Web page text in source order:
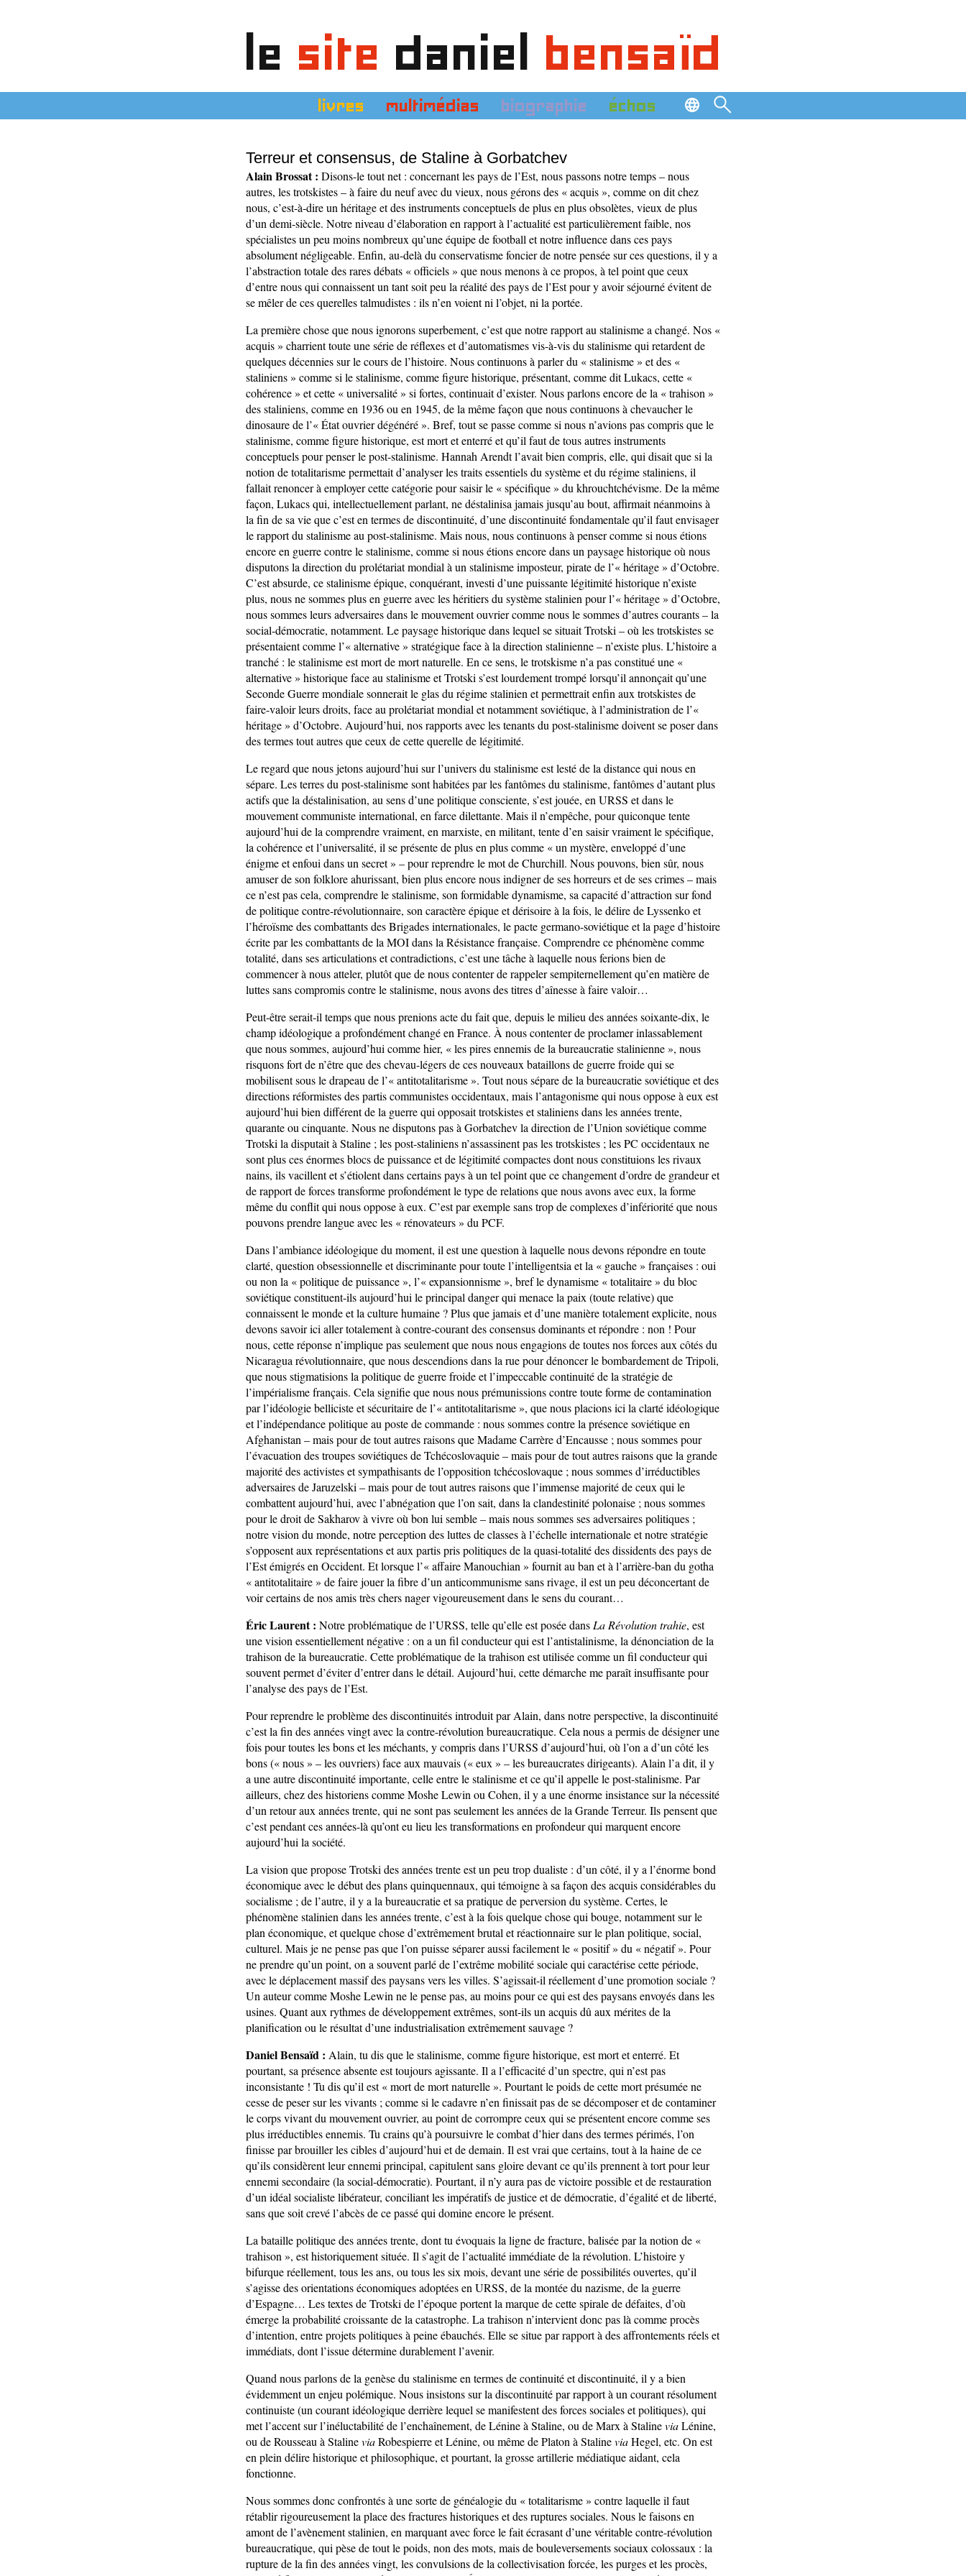
le site daniel bensaïd
livres multimédias biographie échos
Terreur et consensus, de Staline à Gorbatchev
Alain Brossat : Disons-le tout net : concernant les pays de l’Est, nous passons notre temps – nous
autres, les trotskistes – à faire du neuf avec du vieux, nous gérons des « acquis », comme on dit chez
nous, c’est-à-dire un héritage et des instruments conceptuels de plus en plus obsolètes, vieux de plus
d’un demi-siècle. Notre niveau d’élaboration en rapport à l’actualité est particulièrement faible, nos
spécialistes un peu moins nombreux qu’une équipe de football et notre influence dans ces pays
absolument négligeable. Enfin, au-delà du conservatisme foncier de notre pensée sur ces questions, il y a
l’abstraction totale des rares débats « officiels » que nous menons à ce propos, à tel point que ceux
d’entre nous qui connaissent un tant soit peu la réalité des pays de l’Est pour y avoir séjourné évitent de
se mêler de ces querelles talmudistes : ils n’en voient ni l’objet, ni la portée.
La première chose que nous ignorons superbement, c’est que notre rapport au stalinisme a changé. Nos «
acquis » charrient toute une série de réflexes et d’automatismes vis-à-vis du stalinisme qui retardent de
quelques décennies sur le cours de l’histoire. Nous continuons à parler du « stalinisme » et des «
staliniens » comme si le stalinisme, comme figure historique, présentant, comme dit Lukacs, cette «
cohérence » et cette « universalité » si fortes, continuait d’exister. Nous parlons encore de la « trahison »
des staliniens, comme en 1936 ou en 1945, de la même façon que nous continuons à chevaucher le
dinosaure de l’« État ouvrier dégénéré ». Bref, tout se passe comme si nous n’avions pas compris que le
stalinisme, comme figure historique, est mort et enterré et qu’il faut de tous autres instruments
conceptuels pour penser le post-stalinisme. Hannah Arendt l’avait bien compris, elle, qui disait que si la
notion de totalitarisme permettait d’analyser les traits essentiels du système et du régime staliniens, il
fallait renoncer à employer cette catégorie pour saisir le « spécifique » du khrouchtchévisme. De la même
façon, Lukacs qui, intellectuellement parlant, ne déstalinisa jamais jusqu’au bout, affirmait néanmoins à
la fin de sa vie que c’est en termes de discontinuité, d’une discontinuité fondamentale qu’il faut envisager
le rapport du stalinisme au post-stalinisme. Mais nous, nous continuons à penser comme si nous étions
encore en guerre contre le stalinisme, comme si nous étions encore dans un paysage historique où nous
disputons la direction du prolétariat mondial à un stalinisme imposteur, pirate de l’« héritage » d’Octobre.
C’est absurde, ce stalinisme épique, conquérant, investi d’une puissante légitimité historique n’existe
plus, nous ne sommes plus en guerre avec les héritiers du système stalinien pour l’« héritage » d’Octobre,
nous sommes leurs adversaires dans le mouvement ouvrier comme nous le sommes d’autres courants – la
social-démocratie, notamment. Le paysage historique dans lequel se situait Trotski – où les trotskistes se
présentaient comme l’« alternative » stratégique face à la direction stalinienne – n’existe plus. L’histoire a
tranché : le stalinisme est mort de mort naturelle. En ce sens, le trotskisme n’a pas constitué une «
alternative » historique face au stalinisme et Trotski s’est lourdement trompé lorsqu’il annonçait qu’une
Seconde Guerre mondiale sonnerait le glas du régime stalinien et permettrait enfin aux trotskistes de
faire-valoir leurs droits, face au prolétariat mondial et notamment soviétique, à l’administration de l’«
héritage » d’Octobre. Aujourd’hui, nos rapports avec les tenants du post-stalinisme doivent se poser dans
des termes tout autres que ceux de cette querelle de légitimité.
Le regard que nous jetons aujourd’hui sur l’univers du stalinisme est lesté de la distance qui nous en
sépare. Les terres du post-stalinisme sont habitées par les fantômes du stalinisme, fantômes d’autant plus
actifs que la déstalinisation, au sens d’une politique consciente, s’est jouée, en URSS et dans le
mouvement communiste international, en farce dilettante. Mais il n’empêche, pour quiconque tente
aujourd’hui de la comprendre vraiment, en marxiste, en militant, tente d’en saisir vraiment le spécifique,
la cohérence et l’universalité, il se présente de plus en plus comme « un mystère, enveloppé d’une
énigme et enfoui dans un secret » – pour reprendre le mot de Churchill. Nous pouvons, bien sûr, nous
amuser de son folklore ahurissant, bien plus encore nous indigner de ses horreurs et de ses crimes – mais
ce n’est pas cela, comprendre le stalinisme, son formidable dynamisme, sa capacité d’attraction sur fond
de politique contre-révolutionnaire, son caractère épique et dérisoire à la fois, le délire de Lyssenko et
l’héroïsme des combattants des Brigades internationales, le pacte germano-soviétique et la page d’histoire
écrite par les combattants de la MOI dans la Résistance française. Comprendre ce phénomène comme
totalité, dans ses articulations et contradictions, c’est une tâche à laquelle nous ferions bien de
commencer à nous atteler, plutôt que de nous contenter de rappeler sempiternellement qu’en matière de
luttes sans compromis contre le stalinisme, nous avons des titres d’aînesse à faire valoir…
Peut-être serait-il temps que nous prenions acte du fait que, depuis le milieu des années soixante-dix, le
champ idéologique a profondément changé en France. À nous contenter de proclamer inlassablement
que nous sommes, aujourd’hui comme hier, « les pires ennemis de la bureaucratie stalinienne », nous
risquons fort de n’être que des chevau-légers de ces nouveaux bataillons de guerre froide qui se
mobilisent sous le drapeau de l’« antitotalitarisme ». Tout nous sépare de la bureaucratie soviétique et des
directions réformistes des partis communistes occidentaux, mais l’antagonisme qui nous oppose à eux est
aujourd’hui bien différent de la guerre qui opposait trotskistes et staliniens dans les années trente,
quarante ou cinquante. Nous ne disputons pas à Gorbatchev la direction de l’Union soviétique comme
Trotski la disputait à Staline ; les post-staliniens n’assassinent pas les trotskistes ; les PC occidentaux ne
sont plus ces énormes blocs de puissance et de légitimité compactes dont nous constituions les rivaux
nains, ils vacillent et s’étiolent dans certains pays à un tel point que ce changement d’ordre de grandeur et
de rapport de forces transforme profondément le type de relations que nous avons avec eux, la forme
même du conflit qui nous oppose à eux. C’est par exemple sans trop de complexes d’infériorité que nous
pouvons prendre langue avec les « rénovateurs » du PCF.
Dans l’ambiance idéologique du moment, il est une question à laquelle nous devons répondre en toute
clarté, question obsessionnelle et discriminante pour toute l’intelligentsia et la « gauche » françaises : oui
ou non la « politique de puissance », l’« expansionnisme », bref le dynamisme « totalitaire » du bloc
soviétique constituent-ils aujourd’hui le principal danger qui menace la paix (toute relative) que
connaissent le monde et la culture humaine ? Plus que jamais et d’une manière totalement explicite, nous
devons savoir ici aller totalement à contre-courant des consensus dominants et répondre : non ! Pour
nous, cette réponse n’implique pas seulement que nous nous engagions de toutes nos forces aux côtés du
Nicaragua révolutionnaire, que nous descendions dans la rue pour dénoncer le bombardement de Tripoli,
que nous stigmatisions la politique de guerre froide et l’impeccable continuité de la stratégie de
l’impérialisme français. Cela signifie que nous nous prémunissions contre toute forme de contamination
par l’idéologie belliciste et sécuritaire de l’« antitotalitarisme », que nous placions ici la clarté idéologique
et l’indépendance politique au poste de commande : nous sommes contre la présence soviétique en
Afghanistan – mais pour de tout autres raisons que Madame Carrère d’Encausse ; nous sommes pour
l’évacuation des troupes soviétiques de Tchécoslovaquie – mais pour de tout autres raisons que la grande
majorité des activistes et sympathisants de l’opposition tchécoslovaque ; nous sommes d’irréductibles
adversaires de Jaruzelski – mais pour de tout autres raisons que l’immense majorité de ceux qui le
combattent aujourd’hui, avec l’abnégation que l’on sait, dans la clandestinité polonaise ; nous sommes
pour le droit de Sakharov à vivre où bon lui semble – mais nous sommes ses adversaires politiques ;
notre vision du monde, notre perception des luttes de classes à l’échelle internationale et notre stratégie
s’opposent aux représentations et aux partis pris politiques de la quasi-totalité des dissidents des pays de
l’Est émigrés en Occident. Et lorsque l’« affaire Manouchian » fournit au ban et à l’arrière-ban du gotha
« antitotalitaire » de faire jouer la fibre d’un anticommunisme sans rivage, il est un peu déconcertant de
voir certains de nos amis très chers nager vigoureusement dans le sens du courant…
Éric Laurent : Notre problématique de l’URSS, telle qu’elle est posée dans La Révolution trahie, est
une vision essentiellement négative : on a un fil conducteur qui est l’antistalinisme, la dénonciation de la
trahison de la bureaucratie. Cette problématique de la trahison est utilisée comme un fil conducteur qui
souvent permet d’éviter d’entrer dans le détail. Aujourd’hui, cette démarche me paraît insuffisante pour
l’analyse des pays de l’Est.
Pour reprendre le problème des discontinuités introduit par Alain, dans notre perspective, la discontinuité
c’est la fin des années vingt avec la contre-révolution bureaucratique. Cela nous a permis de désigner une
fois pour toutes les bons et les méchants, y compris dans l’URSS d’aujourd’hui, où l’on a d’un côté les
bons (« nous » – les ouvriers) face aux mauvais (« eux » – les bureaucrates dirigeants). Alain l’a dit, il y
a une autre discontinuité importante, celle entre le stalinisme et ce qu’il appelle le post-stalinisme. Par
ailleurs, chez des historiens comme Moshe Lewin ou Cohen, il y a une énorme insistance sur la nécessité
d’un retour aux années trente, qui ne sont pas seulement les années de la Grande Terreur. Ils pensent que
c’est pendant ces années-là qu’ont eu lieu les transformations en profondeur qui marquent encore
aujourd’hui la société.
La vision que propose Trotski des années trente est un peu trop dualiste : d’un côté, il y a l’énorme bond
économique avec le début des plans quinquennaux, qui témoigne à sa façon des acquis considérables du
socialisme ; de l’autre, il y a la bureaucratie et sa pratique de perversion du système. Certes, le
phénomène stalinien dans les années trente, c’est à la fois quelque chose qui bouge, notamment sur le
plan économique, et quelque chose d’extrêmement brutal et réactionnaire sur le plan politique, social,
culturel. Mais je ne pense pas que l’on puisse séparer aussi facilement le « positif » du « négatif ». Pour
ne prendre qu’un point, on a souvent parlé de l’extrême mobilité sociale qui caractérise cette période,
avec le déplacement massif des paysans vers les villes. S’agissait-il réellement d’une promotion sociale ?
Un auteur comme Moshe Lewin ne le pense pas, au moins pour ce qui est des paysans envoyés dans les
usines. Quant aux rythmes de développement extrêmes, sont-ils un acquis dû aux mérites de la
planification ou le résultat d’une industrialisation extrêmement sauvage ?
Daniel Bensaïd : Alain, tu dis que le stalinisme, comme figure historique, est mort et enterré. Et
pourtant, sa présence absente est toujours agissante. Il a l’efficacité d’un spectre, qui n’est pas
inconsistante ! Tu dis qu’il est « mort de mort naturelle ». Pourtant le poids de cette mort présumée ne
cesse de peser sur les vivants ; comme si le cadavre n’en finissait pas de se décomposer et de contaminer
le corps vivant du mouvement ouvrier, au point de corrompre ceux qui se présentent encore comme ses
plus irréductibles ennemis. Tu crains qu’à poursuivre le combat d’hier dans des termes périmés, l’on
finisse par brouiller les cibles d’aujourd’hui et de demain. Il est vrai que certains, tout à la haine de ce
qu’ils considèrent leur ennemi principal, capitulent sans gloire devant ce qu’ils prennent à tort pour leur
ennemi secondaire (la social-démocratie). Pourtant, il n’y aura pas de victoire possible et de restauration
d’un idéal socialiste libérateur, conciliant les impératifs de justice et de démocratie, d’égalité et de liberté,
sans que soit crevé l’abcès de ce passé qui domine encore le présent.
La bataille politique des années trente, dont tu évoquais la ligne de fracture, balisée par la notion de «
trahison », est historiquement située. Il s’agit de l’actualité immédiate de la révolution. L’histoire y
bifurque réellement, tous les ans, ou tous les six mois, devant une série de possibilités ouvertes, qu’il
s’agisse des orientations économiques adoptées en URSS, de la montée du nazisme, de la guerre
d’Espagne… Les textes de Trotski de l’époque portent la marque de cette spirale de défaites, d’où
émerge la probabilité croissante de la catastrophe. La trahison n’intervient donc pas là comme procès
d’intention, entre projets politiques à peine ébauchés. Elle se situe par rapport à des affrontements réels et
immédiats, dont l’issue détermine durablement l’avenir.
Quand nous parlons de la genèse du stalinisme en termes de continuité et discontinuité, il y a bien
évidemment un enjeu polémique. Nous insistons sur la discontinuité par rapport à un courant résolument
continuiste (un courant idéologique derrière lequel se manifestent des forces sociales et politiques), qui
met l’accent sur l’inéluctabilité de l’enchaînement, de Lénine à Staline, ou de Marx à StalineviaLénine,
ou de Rousseau à StalineviaRobespierre et Lénine, ou même de Platon à StalineviaHegel, etc. On est
en plein délire historique et philosophique, et pourtant, la grosse artillerie médiatique aidant, cela
fonctionne.
Nous sommes donc confrontés à une sorte de généalogie du « totalitarisme » contre laquelle il faut
rétablir rigoureusement la place des fractures historiques et des ruptures sociales. Nous le faisons en
amont de l’avènement stalinien, en marquant avec force le fait écrasant d’une véritable contre-révolution
bureaucratique, qui pèse de tout le poids, non des mots, mais de bouleversements sociaux colossaux : la
rupture de la fin des années vingt, les convulsions de la collectivisation forcée, les purges et les procès,